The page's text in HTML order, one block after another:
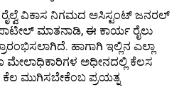
ರೈಲ್ವೆ ವಿಕಾಸ ನಿಗಮದ ಅಸಿಸ್ಟಂಟ್ ಜನರಲ್
ಮಾತನಾಡಿ, ಈ ಕಾರ್ಯ ರೈಲು
ಹಾಗಾಗಿ ಇಲ್ಲಿನ ಎಲ್ಲಾ
ಮೇಲಾಧಿಕಾರಿಗಳ ಅಧೀನದಲ್ಲಿ ಕೆಲಸ
ಕೆಲ ಮುಗಿಸಬೇಕೆಂಬ ಪ್ರಯತ್ನ